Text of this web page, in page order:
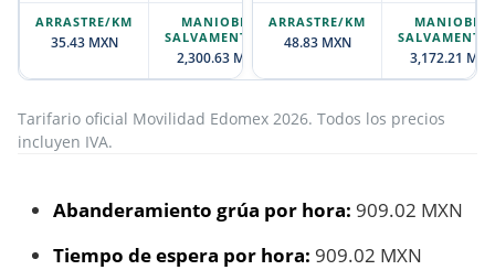
35.43 MXN
2,300.63 MXN
48.83 MXN
3,172.21 MXN
Tarifario oficial Movilidad Edomex 2026. Todos los precios
incluyen IVA.
Abanderamiento grúa por hora: 909.02 MXN
Tiempo de espera por hora: 909.02 MXN